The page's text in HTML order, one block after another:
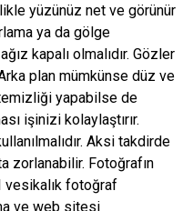
yüzünüz net ve görünür
ya da gölge
kapalı olmalıdır. Gözler
plan mümkünse düz ve
temizliği yapabilse de
işinizi kolaylaştırır.
Aksi takdirde
zorlanabilir. Fotoğrafın
vesikalık fotoğraf
ve web sitesi